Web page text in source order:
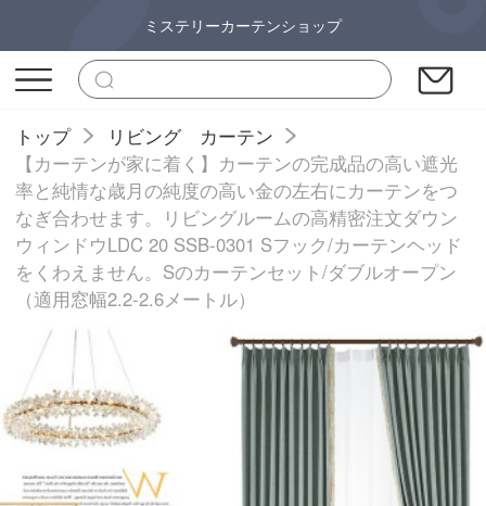
ミステリーカーテンショップ
トップ
リビング カーテン
【カーテンが家に着く】カーテンの完成品の高い遮光
率と純情な歳月の純度の高い金の左右にカーテンをつ
なぎ合わせます。リビングルームの高精密注文ダウン
ウィンドウLDC 20 SSB-0301 Sフック/カーテンヘッド
をくわえません。Sのカーテンセット/ダブルオープン
（適用窓幅2.2-2.6メートル）